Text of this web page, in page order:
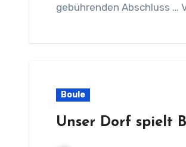
gebührenden Abschluss …
Boule
Unser Dorf spielt